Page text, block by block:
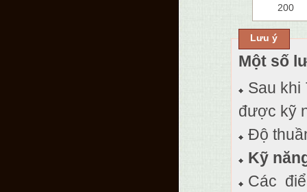
200
Lưu ý
Một số
Sau khi
được kỹ
Độ
Kỹ
Các